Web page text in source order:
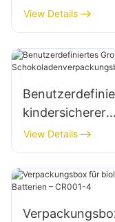
für Kosmetika -
Bodenbox -
View Details
kindersicherer
CR-CR020
View Details